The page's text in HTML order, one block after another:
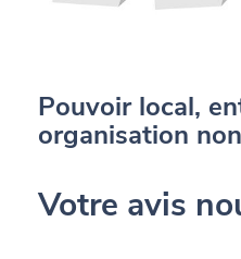
Pouvoir local,
organisation
Votre avis